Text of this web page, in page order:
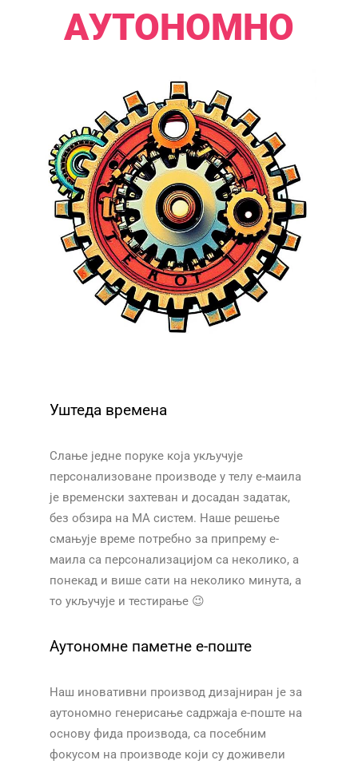
АУТОНОМНО​​
Уштеда времена
Слање једне поруке која укључује
персонализоване производе у телу е-маила
је временски захтеван и досадан задатак,
без обзира на MA систем. Наше решење
смањује време потребно за припрему е-
маила са персонализацијом са неколико, а
понекад и више сати на неколико минута, а
то укључује и тестирање 😉
Аутономне паметне е-поште
Наш иновативни производ дизајниран је за
аутономно генерисање садржаја е-поште на
основу фида производа, са посебним
фокусом на производе који су доживели